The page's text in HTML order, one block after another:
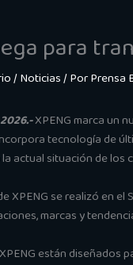
para
/Noticias/ PorPrensa
XPENG marca un
tecnología de
actual situación de los
XPENG se realizó en
marcas y
están diseñados